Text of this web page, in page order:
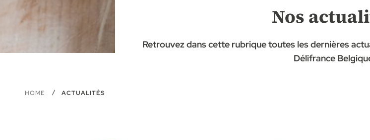
Nos
Retrouvez dans cette rubrique toutes les dernières
Délifrance
HOME ACTUALITÉS